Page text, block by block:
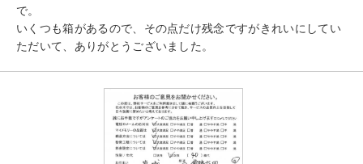
で。
いくつも箱があるので、その点だけ残念ですがきれいにしてい
ただいて、ありがとうございました。